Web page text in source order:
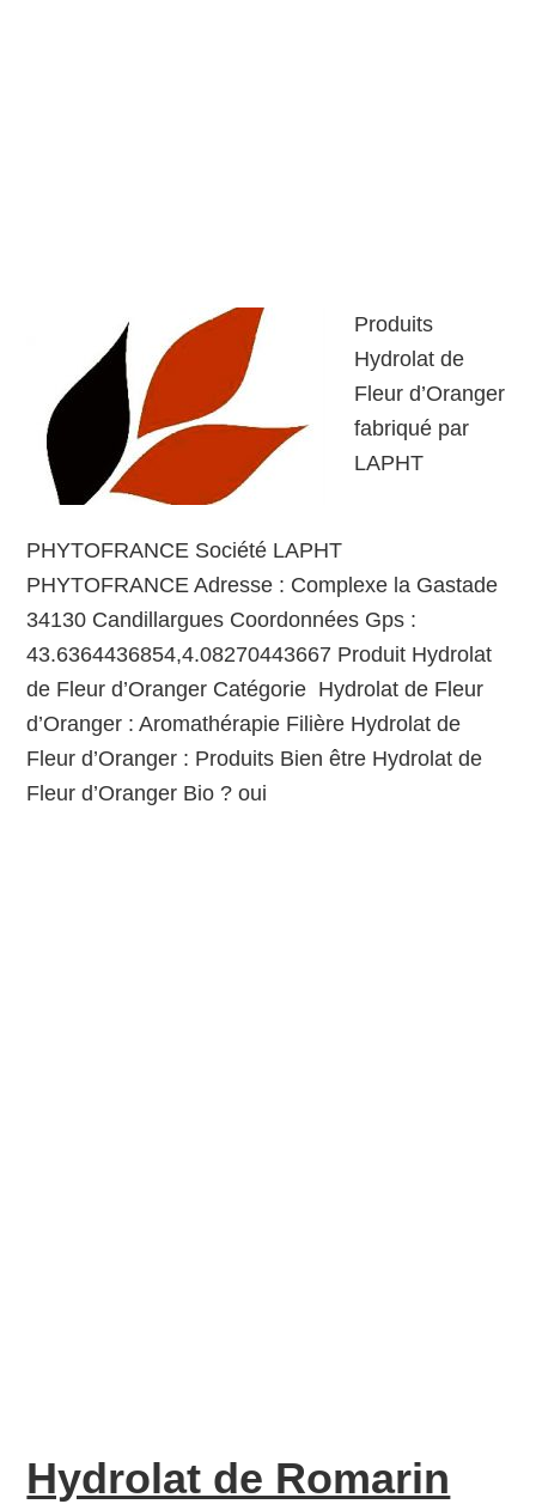
Produits
Hydrolat de
Fleur d’Oranger
fabriqué par
LAPHT
PHYTOFRANCE Société LAPHT
PHYTOFRANCE Adresse : Complexe la Gastade
34130 Candillargues Coordonnées Gps :
43.6364436854,4.08270443667 Produit Hydrolat
de Fleur d’Oranger Catégorie Hydrolat de Fleur
d’Oranger : Aromathérapie Filière Hydrolat de
Fleur d’Oranger : Produits Bien être Hydrolat de
Fleur d’Oranger Bio ? oui
Hydrolat de Romarin